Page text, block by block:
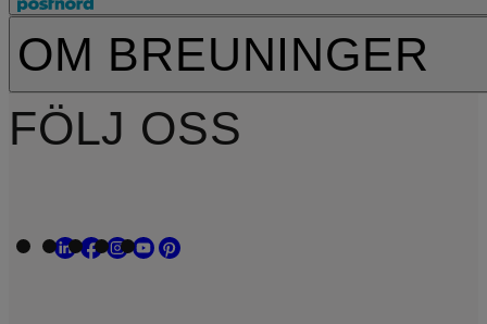
OM BREUNINGER
FÖLJ OSS